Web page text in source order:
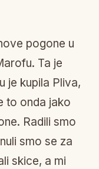
pogone u
Ta je
je kupila Pliva,
to onda jako
Radili smo
smo se za
skice, a mi